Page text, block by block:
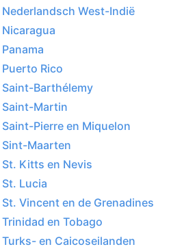
West-Indië
Rico
Barthélemy
Martin
Pierre en Miquelon
Maarten
Kitts en Nevis
Lucia
Vincent en de Grenadines
en Tobago
en Caicoseilanden